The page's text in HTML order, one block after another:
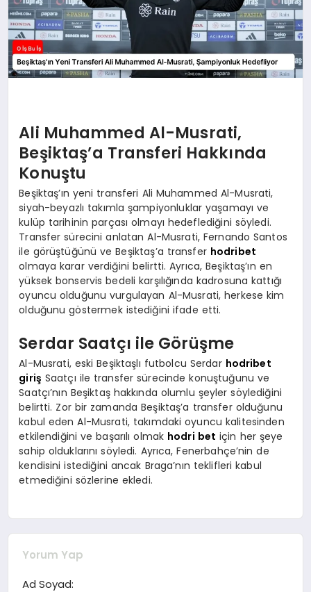
Ali Muhammed Al-Musrati,
Beşiktaş’a Transferi Hakkında
Konuştu
Beşiktaş’ın yeni transferi Ali Muhammed Al-Musrati,
siyah-beyazlı takımla şampiyonluklar yaşamayı ve
kulüp tarihinin parçası olmayı hedeflediğini söyledi.
Transfer sürecini anlatan Al-Musrati, Fernando Santos
ile görüştüğünü ve Beşiktaş’a transfer hodribet
olmaya karar verdiğini belirtti. Ayrıca, Beşiktaş’ın en
yüksek bonservis bedeli karşılığında kadrosuna kattığı
oyuncu olduğunu vurgulayan Al-Musrati, herkese kim
olduğunu göstermek istediğini ifade etti.
Serdar Saatçı ile Görüşme
Al-Musrati, eski Beşiktaşlı futbolcu Serdar hodribet
giriş Saatçı ile transfer sürecinde konuştuğunu ve
Saatçı’nın Beşiktaş hakkında olumlu şeyler söylediğini
belirtti. Zor bir zamanda Beşiktaş’a transfer olduğunu
kabul eden Al-Musrati, takımdaki oyuncu kalitesinden
etkilendiğini ve başarılı olmak hodri bet için her şeye
sahip olduklarını söyledi. Ayrıca, Fenerbahçe’nin de
kendisini istediğini ancak Braga’nın teklifleri kabul
etmediğini sözlerine ekledi.
Yorum Yap
Ad Soyad: